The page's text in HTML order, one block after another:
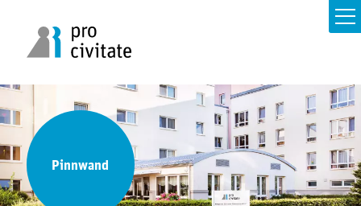
Pinnwand